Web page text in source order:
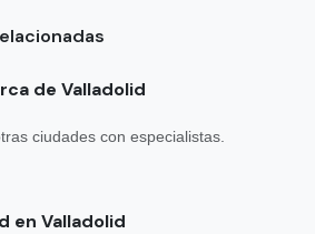
de Valladolid
ciudades con especialistas.
en Valladolid